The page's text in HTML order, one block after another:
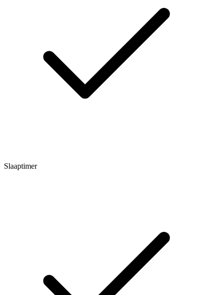
Slaaptimer